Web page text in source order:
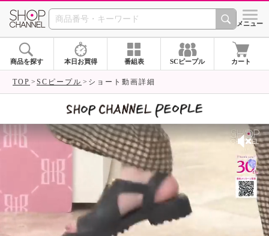
SHOP CHANNEL シメニュー
商品を探す 本日お買得 番組表 SCピープル カート
TOP SCピープル ショート動画詳細